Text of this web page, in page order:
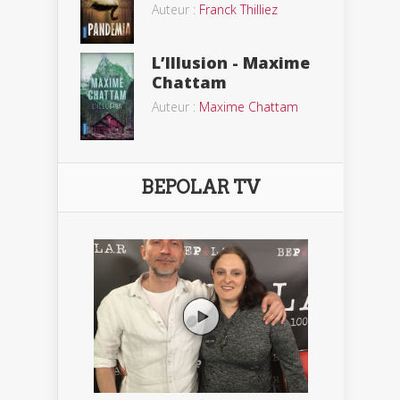
Auteur : Franck Thilliez
L’Illusion - Maxime
Chattam
Auteur : Maxime Chattam
BEPOLAR TV